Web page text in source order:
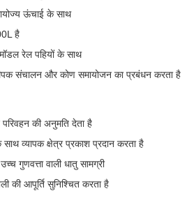
ऊंचाई के साथ
है
रेल पहियों के साथ
संचालन और कोण समायोजन का प्रबंधन करता है
की अनुमति देता है
व्यापक क्षेत्र प्रकाश प्रदान करता है
गुणवत्ता वाली धातु सामग्री
की आपूर्ति सुनिश्चित करता है